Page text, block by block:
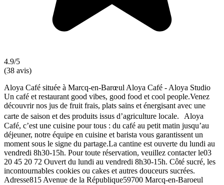
4.9/5
(38 avis)
Aloya Café située à Marcq-en-Barœul Aloya Café - Aloya Studio
Un café et restaurant good vibes, good food et cool people.Venez
découvrir nos jus de fruit frais, plats sains et énergisant avec une
carte de saison et des produits issus d’agriculture locale. Aloya
Café, c’est une cuisine pour tous : du café au petit matin jusqu’au
déjeuner, notre équipe en cuisine et barista vous garantissent un
moment sous le signe du partage.La cantine est ouverte du lundi au
vendredi 8h30-15h. Pour toute réservation, veuillez contacter le03
20 45 20 72 Ouvert du lundi au vendredi 8h30-15h. Côté sucré, les
incontournables cookies ou cakes et autres douceurs sucrées.
Adresse815 Avenue de la République59700 Marcq-en-Baroeul